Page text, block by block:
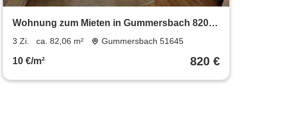
Wohnung zum Mieten in Gummersbach 820 €
82.06 m²
3 Zi. ca. 82,06 m² Gummersbach 51645
10 €/m² 820 €